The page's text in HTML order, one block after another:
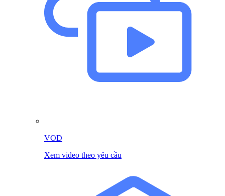
VOD
Xem video theo yêu cầu